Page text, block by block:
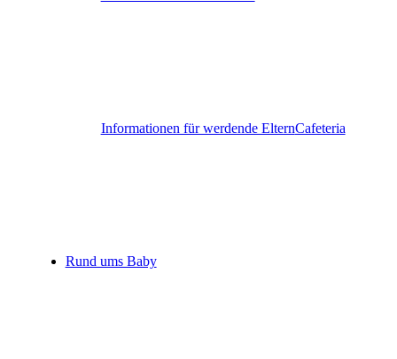
Informationen für werdende ElternCafeteria
Rund ums Baby